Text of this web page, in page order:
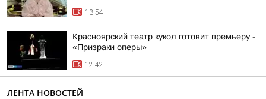
13:54
Красноярский театр кукол готовит премьеру -
«Призраки оперы»
12:42
ЛЕНТА НОВОСТЕЙ